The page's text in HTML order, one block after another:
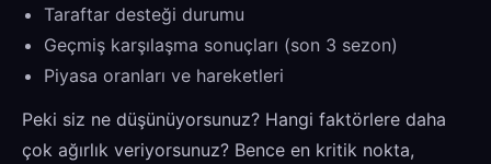
Taraftar desteği durumu
Geçmiş karşılaşma sonuçları (son 3 sezon)
Piyasa oranları ve hareketleri
Peki siz ne düşünüyorsunuz? Hangi faktörlere daha
çok ağırlık veriyorsunuz? Bence en kritik nokta,